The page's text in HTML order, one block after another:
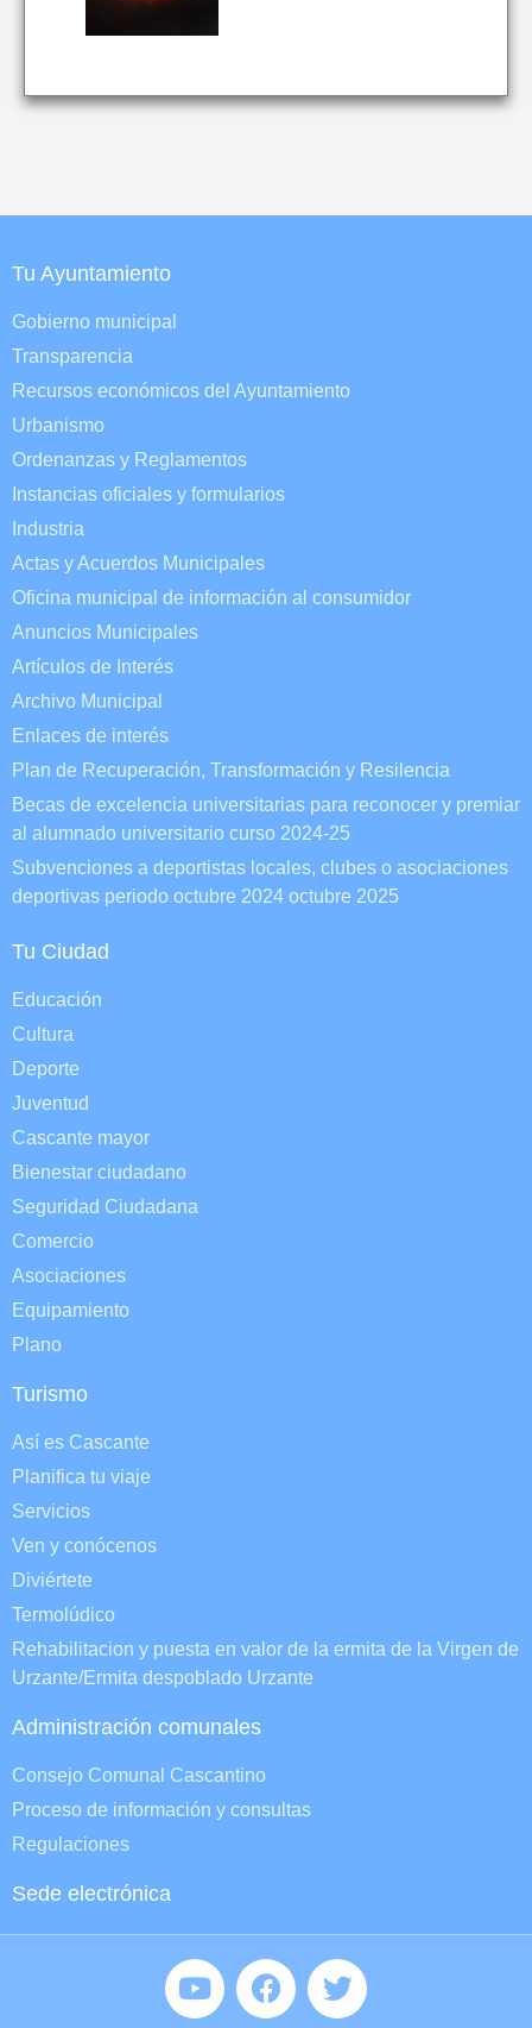
Tu Ayuntamiento
Gobierno municipal
Transparencia
Recursos económicos del Ayuntamiento
Urbanismo
Ordenanzas y Reglamentos
Instancias oficiales y formularios
Industria
Actas y Acuerdos Municipales
Oficina municipal de información al consumidor
Anuncios Municipales
Artículos de Interés
Archivo Municipal
Enlaces de interés
Plan de Recuperación, Transformación y Resilencia
Becas de excelencia universitarias para reconocer y premiar
al alumnado universitario curso 2024-25
Subvenciones a deportistas locales, clubes o asociaciones
deportivas periodo octubre 2024 octubre 2025
Tu Ciudad
Educación
Cultura
Deporte
Juventud
Cascante mayor
Bienestar ciudadano
Seguridad Ciudadana
Comercio
Asociaciones
Equipamiento
Plano
Turismo
Así es Cascante
Planifica tu viaje
Servicios
Ven y conócenos
Diviértete
Termolúdico
Rehabilitacion y puesta en valor de la ermita de la Virgen de
Urzante/Ermita despoblado Urzante
Administración comunales
Consejo Comunal Cascantino
Proceso de información y consultas
Regulaciones
Sede electrónica